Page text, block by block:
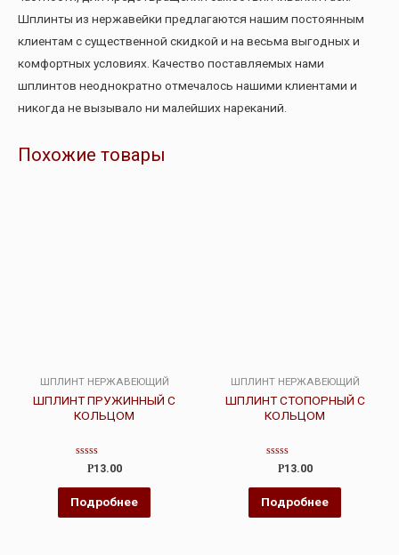
Шплинты из нержавейки предлагаются нашим постоянным
клиентам с существенной скидкой и на весьма выгодных и
комфортных условиях. Качество поставляемых нами
шплинтов неоднократно отмечалось нашими клиентами и
никогда не вызывало ни малейших нареканий.
Похожие товары
ШПЛИНТ НЕРЖАВЕЮЩИЙ
ШПЛИНТ ПРУЖИННЫЙ С
КОЛЬЦОМ
Оценка
из
5
Р13.00
Подробнее
ШПЛИНТ НЕРЖАВЕЮЩИЙ
ШПЛИНТ СТОПОРНЫЙ С
КОЛЬЦОМ
Оценка
из
5
Р13.00
Подробнее